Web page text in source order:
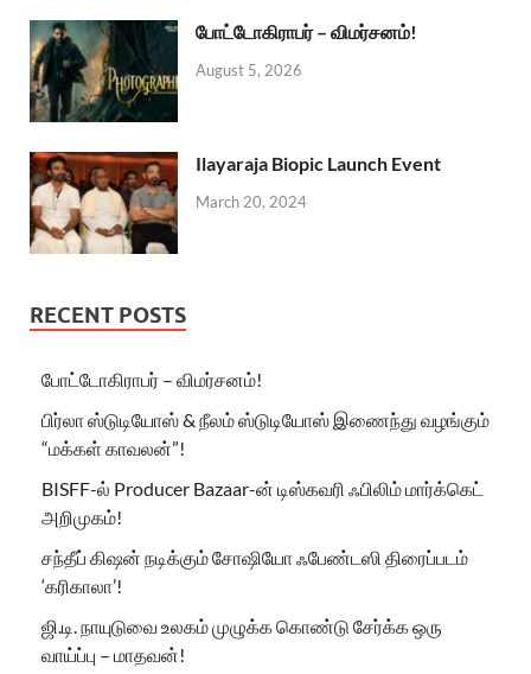
போட்டோகிராபர் – விமர்சனம்!
August 5, 2026
Ilayaraja Biopic Launch Event
March 20, 2024
RECENT POSTS
போட்டோகிராபர் – விமர்சனம்!
பிர்லா ஸ்டுடியோஸ் & நீலம் ஸ்டுடியோஸ் இணைந்து வழங்கும்
“மக்கள் காவலன்”!
BISFF-ல் Producer Bazaar-ன் டிஸ்கவரி ஃபிலிம் மார்க்கெட்
அறிமுகம்!
சந்தீப் கிஷன் நடிக்கும் சோஷியோ ஃபேண்டஸி திரைப்படம்
‘கரிகாலா’!
ஜி.டி. நாயுடுவை உலகம் முழுக்க கொண்டு சேர்க்க ஒரு
வாய்ப்பு – மாதவன்!